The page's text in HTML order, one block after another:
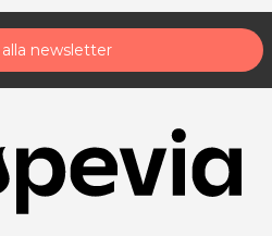
newsletter